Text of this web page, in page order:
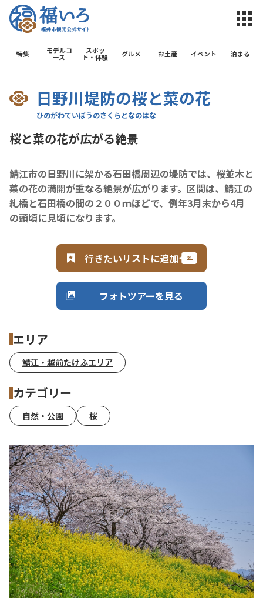
福井市観光
特集
モデルコ
ース
スポッ
ト・体験
グルメ お土産 イベント 泊まる
日野川堤防の桜と菜の花
桜と菜の花が広がる絶景
鯖江市の日野川に架かる石田橋周辺の堤防では、桜並木と
菜の花の満開が重なる絶景が広がります。区間は、鯖江の
糺橋と石田橋の間の２００ｍほどで、例年3月末から4月
の頭頃に見頃になります。
行きたいリストに追加
フォトツアーを見る
エリア
鯖江・越前たけふエリア
カテゴリー
自然・公園 桜